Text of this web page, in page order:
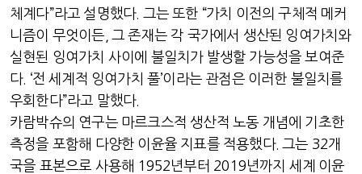
체계다”라고 설명했다. 그는 또한 “가치 이전의 구체적 메커
니즘이 무엇이든 ,그 존재는 각 국가에서 생산된 잉여가치와
실현된 잉여가치 사이에 불일치가 발생할 가능성을 보여준
다. ‘전 세계적 잉여가치 풀’이라는 관점은 이러한 불일치를
우회한다”라고 말했다.
카람박슈의 연구는 마르크스적 생산적 노동 개념에 기초한
측정을 포함해 다양한 이윤율 지표를 적용했다.그는 32개
국을 표본으로 사용해 1952년부터 2019년까지 세계 이윤